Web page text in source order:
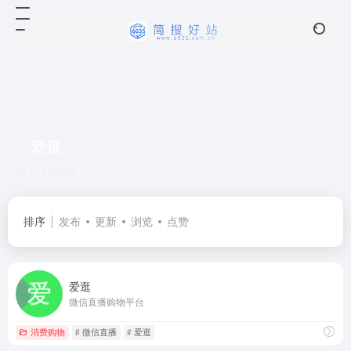
排序 发布 更新 浏览 点赞
爱逛
微信直播购物平台
消费购物 # 微信直播 # 爱逛